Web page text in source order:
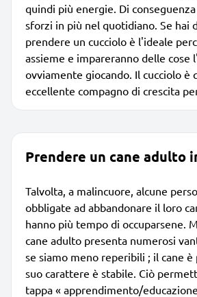
quindi più energie. Di
sforzi in più nel quotidiano. Se hai
prendere un cucciolo è l'ideale
assieme e impareranno delle cose
ovviamente giocando. Il cucciolo è
eccellente compagno di crescita
Prendere un cane adulto
Talvolta, a malincuore, alcune
obbligate ad abbandonare il loro
hanno più tempo di occuparsene.
cane adulto presenta numerosi
se siamo meno reperibili ; il cane
suo carattere è stabile. Ciò
tappa « apprendimento/